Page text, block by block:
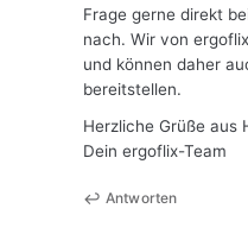
Frage gerne direkt
nach. Wir von
und können daher
bereitstellen.
Herzliche Grüße aus
Dein ergoflix-Team
Antworten